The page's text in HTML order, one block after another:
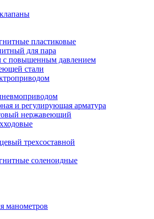
пластиковые
для пара
с повышенным давлением
стали
и регулирующая арматура
нержавеющий
трехсоставной
соленоидные
манометров